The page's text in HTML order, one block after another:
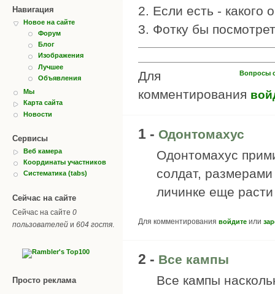
Навигация
Новое на сайте
Форум
Блог
Изображения
Лучшее
Объявления
Мы
Карта сайта
Новости
Сервисы
Веб камера
Координаты участников
Систематика (tabs)
Сейчас на сайте
Сейчас на сайте 0
пользователей и 604 гостя
Просто реклама
2. Если есть - какого
3. Фотку бы
Вопросы
Для
комментирования
1 - Одонтомахус
Одонтомахус
солдат,
личинке еще
Для комментирования войдите или
2 - Все кампы
Все кампы